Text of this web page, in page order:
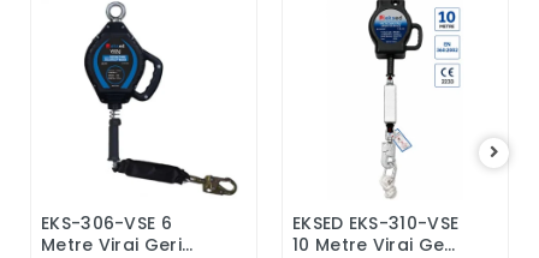
Sepete Ekle
EKS-306-VSE 6
Metre Viraj Geri
Sepete Ekle
EKSED EKS-310-VSE
10 Metre Viraj Geri